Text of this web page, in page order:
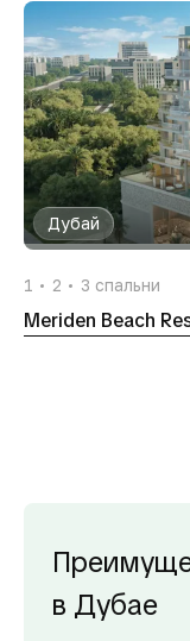
Дубай
1 2 3 спальни
Meriden Beach
в Дубае